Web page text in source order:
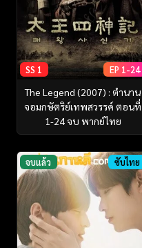
SS 1 EP 1-24
The Legend (2007) : ตำนาน
จอมกษัตริย์เทพสวรรค์ ตอนที่
1-24 จบ พากย์ไทย
จบแล้ว ซับไทย